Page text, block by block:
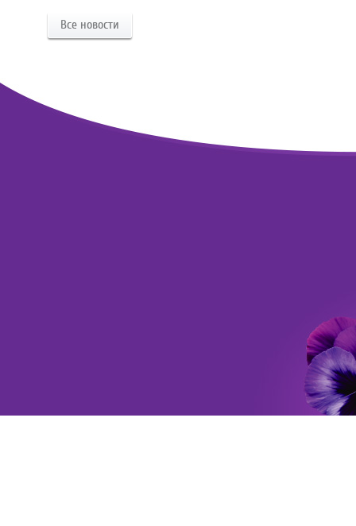
Все новости